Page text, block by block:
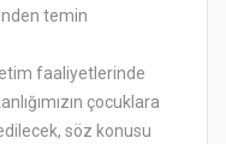
temin
faaliyetlerinde
çocuklara
söz konusu